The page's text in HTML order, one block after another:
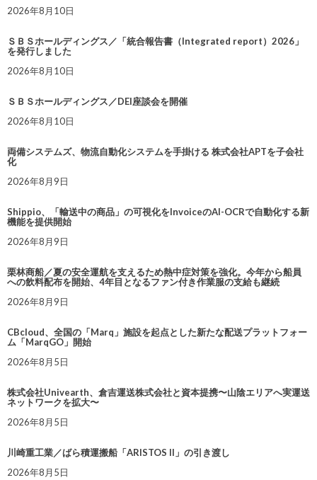
2026年8月10日
ＳＢＳホールディングス／「統合報告書（Integrated report）2026」
を発行しました
2026年8月10日
ＳＢＳホールディングス／DEI座談会を開催
2026年8月10日
両備システムズ、物流自動化システムを手掛ける 株式会社APTを子会社
化
2026年8月9日
Shippio、「輸送中の商品」の可視化をInvoiceのAI-OCRで自動化する新
機能を提供開始
2026年8月9日
栗林商船／夏の安全運航を支えるため熱中症対策を強化。今年から船員
への飲料配布を開始、4年目となるファン付き作業服の支給も継続
2026年8月9日
CBcloud、全国の「Marq」施設を起点とした新たな配送プラットフォー
ム「MarqGO」開始
2026年8月5日
株式会社Univearth、倉吉運送株式会社と資本提携〜山陰エリアへ実運送
ネットワークを拡大〜
2026年8月5日
川崎重工業／ばら積運搬船「ARISTOS II」の引き渡し
2026年8月5日